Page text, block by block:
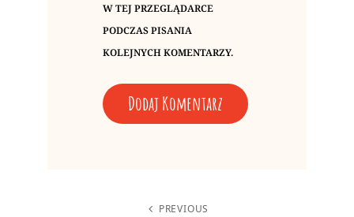
W TEJ PRZEGLĄDARCE
PODCZAS PISANIA
KOLEJNYCH KOMENTARZY.
PREVIOUS